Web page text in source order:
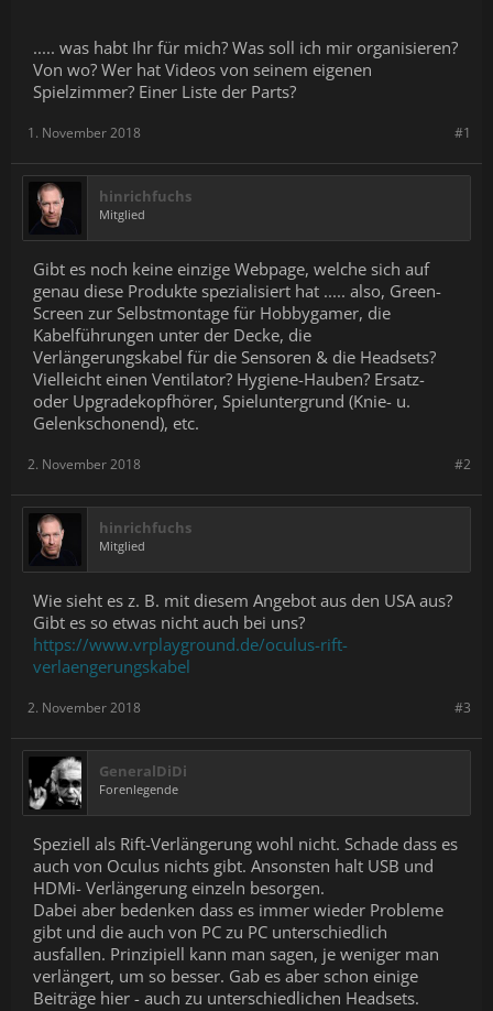
..... was habt Ihr für mich? Was soll ich mir organisieren?
Von wo? Wer hat Videos von seinem eigenen
Spielzimmer? Einer Liste der Parts?
#1
1. November 2018
hinrichfuchs
Mitglied
Gibt es noch keine einzige Webpage, welche sich auf
genau diese Produkte spezialisiert hat ..... also, Green-
Screen zur Selbstmontage für Hobbygamer, die
Kabelführungen unter der Decke, die
Verlängerungskabel für die Sensoren & die Headsets?
Vielleicht einen Ventilator? Hygiene-Hauben? Ersatz-
oder Upgradekopfhörer, Spieluntergrund (Knie- u.
Gelenkschonend), etc.
#2
2. November 2018
hinrichfuchs
Mitglied
Wie sieht es z. B. mit diesem Angebot aus den USA aus?
Gibt es so etwas nicht auch bei uns?
https://www.vrplayground.de/oculus-rift-
verlaengerungskabel
#3
2. November 2018
GeneralDiDi
Forenlegende
Speziell als Rift-Verlängerung wohl nicht. Schade dass es
auch von Oculus nichts gibt. Ansonsten halt USB und
HDMi- Verlängerung einzeln besorgen.
Dabei aber bedenken dass es immer wieder Probleme
gibt und die auch von PC zu PC unterschiedlich
ausfallen. Prinzipiell kann man sagen, je weniger man
verlängert, um so besser. Gab es aber schon einige
Beiträge hier - auch zu unterschiedlichen Headsets.